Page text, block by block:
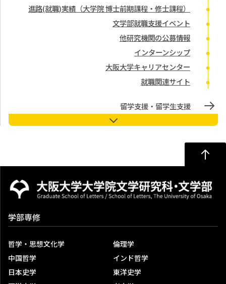
進路(就職)実績（大学院 博士前期課程・修士課程）
文学部就職支援イベント
他研究機関の公募情報
インターンシップ
大阪大学キャリアセンター
就職関連サイト
留学支援・留学生支援
その他の相談場所
ハラスメント問題委員会
学部専修
哲学・思想文化学
倫理学
中国哲学
インド哲学
日本史学
東洋史学